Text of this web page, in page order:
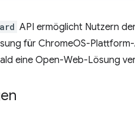
API ermöglicht Nutzern
für ChromeOS-
eine Open-Web-Lösung